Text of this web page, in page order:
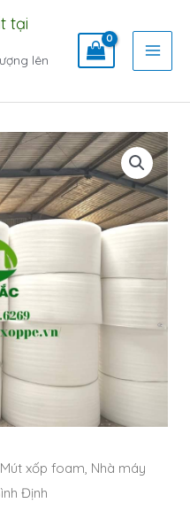
tại
lên
xốp foam, Nhà máy
Định